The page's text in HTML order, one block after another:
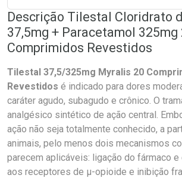
Descrição Tilestal Cloridrato
37,5mg + Paracetamol 325mg
Comprimidos Revestidos
Tilestal 37,5/325mg Myralis 20
Revestidos é indicado para dores
caráter agudo, subagudo e crônico. O
analgésico sintético de ação central.
ação não seja totalmente conhecido, a
animais, pelo menos dois mecanismos
parecem aplicáveis: ligação do fármaco
aos receptores de µ-opioide e inibição